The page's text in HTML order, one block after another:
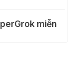
miễn